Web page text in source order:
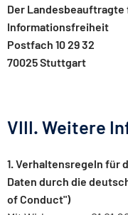
Der
Informationsfreiheit
Postfach 10 29 32
70025 Stuttgart
VIII. Weitere
1. Verhaltensregeln für
Daten durch die
of Conduct")